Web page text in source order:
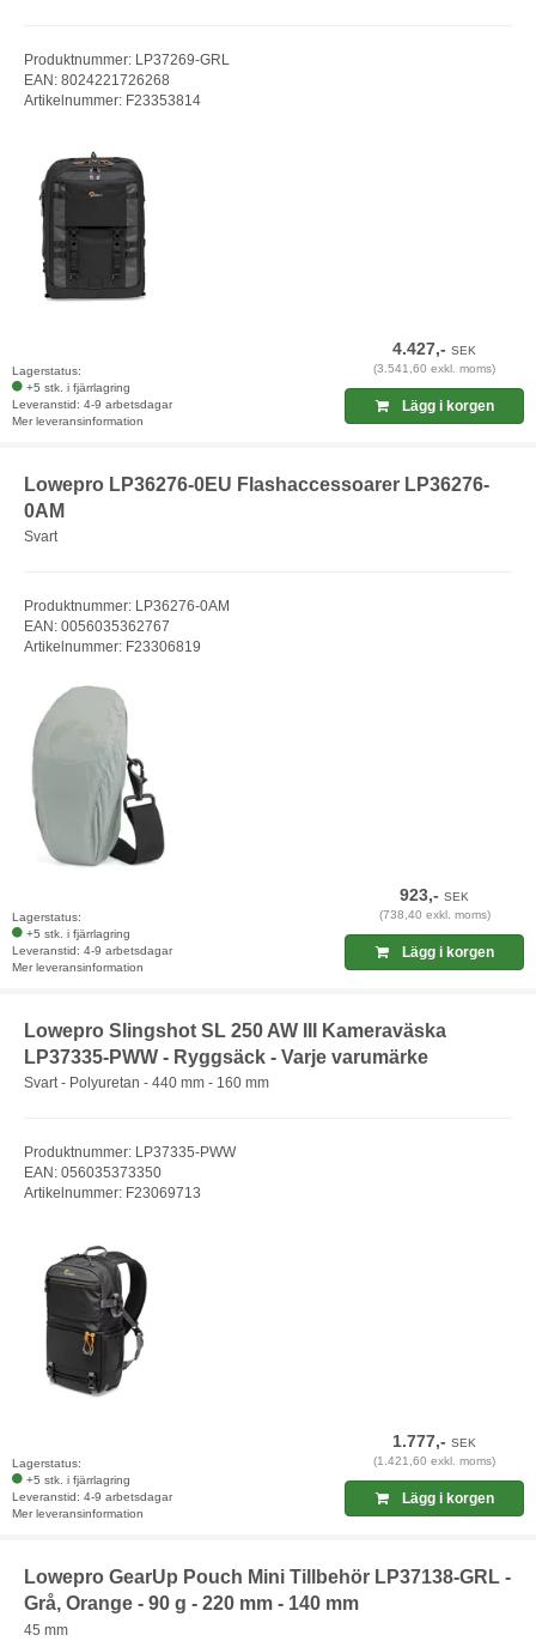
Produktnummer: LP37269-GRL
EAN: 8024221726268
Artikelnummer: F23353814
Lagerstatus:
+5 stk. i fjärrlagring
Leveranstid: 4-9 arbetsdagar
Mer leveransinformation
4.427,-SEK
(3.541,60 exkl. moms)
Lägg i korgen
Lowepro LP36276-0EU Flashaccessoarer LP36276-
0AM
Svart
Produktnummer: LP36276-0AM
EAN: 0056035362767
Artikelnummer: F23306819
Lagerstatus:
+5 stk. i fjärrlagring
Leveranstid: 4-9 arbetsdagar
Mer leveransinformation
923,-SEK
(738,40 exkl. moms)
Lägg i korgen
Lowepro Slingshot SL 250 AW III Kameraväska
LP37335-PWW - Ryggsäck - Varje varumärke
Svart - Polyuretan - 440 mm - 160 mm
Produktnummer: LP37335-PWW
EAN: 056035373350
Artikelnummer: F23069713
Lagerstatus:
+5 stk. i fjärrlagring
Leveranstid: 4-9 arbetsdagar
Mer leveransinformation
1.777,-SEK
(1.421,60 exkl. moms)
Lägg i korgen
Lowepro GearUp Pouch Mini Tillbehör LP37138-GRL -
Grå, Orange - 90 g - 220 mm - 140 mm
45 mm